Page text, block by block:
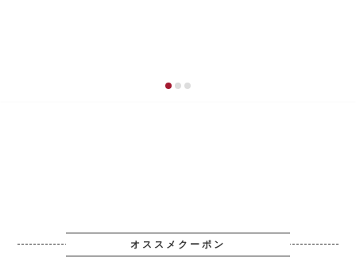
オススメクーポン